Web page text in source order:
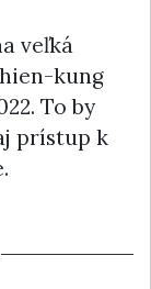
veľká
kung
To by
prístup k